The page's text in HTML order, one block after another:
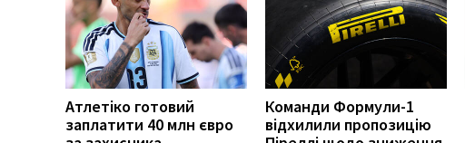
Атлетіко готовий
заплатити 40 млн євро
Команди Формули-1
відхилили пропозицію